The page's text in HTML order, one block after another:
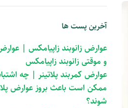
آخرین پست ها
عوارض زانوبند زاپیامکس |
و موقتی زانوبند زاپیامکس
عوارض کمربند پلاتینر | چه
ممکن است باعث بروز عوارض
شوند؟